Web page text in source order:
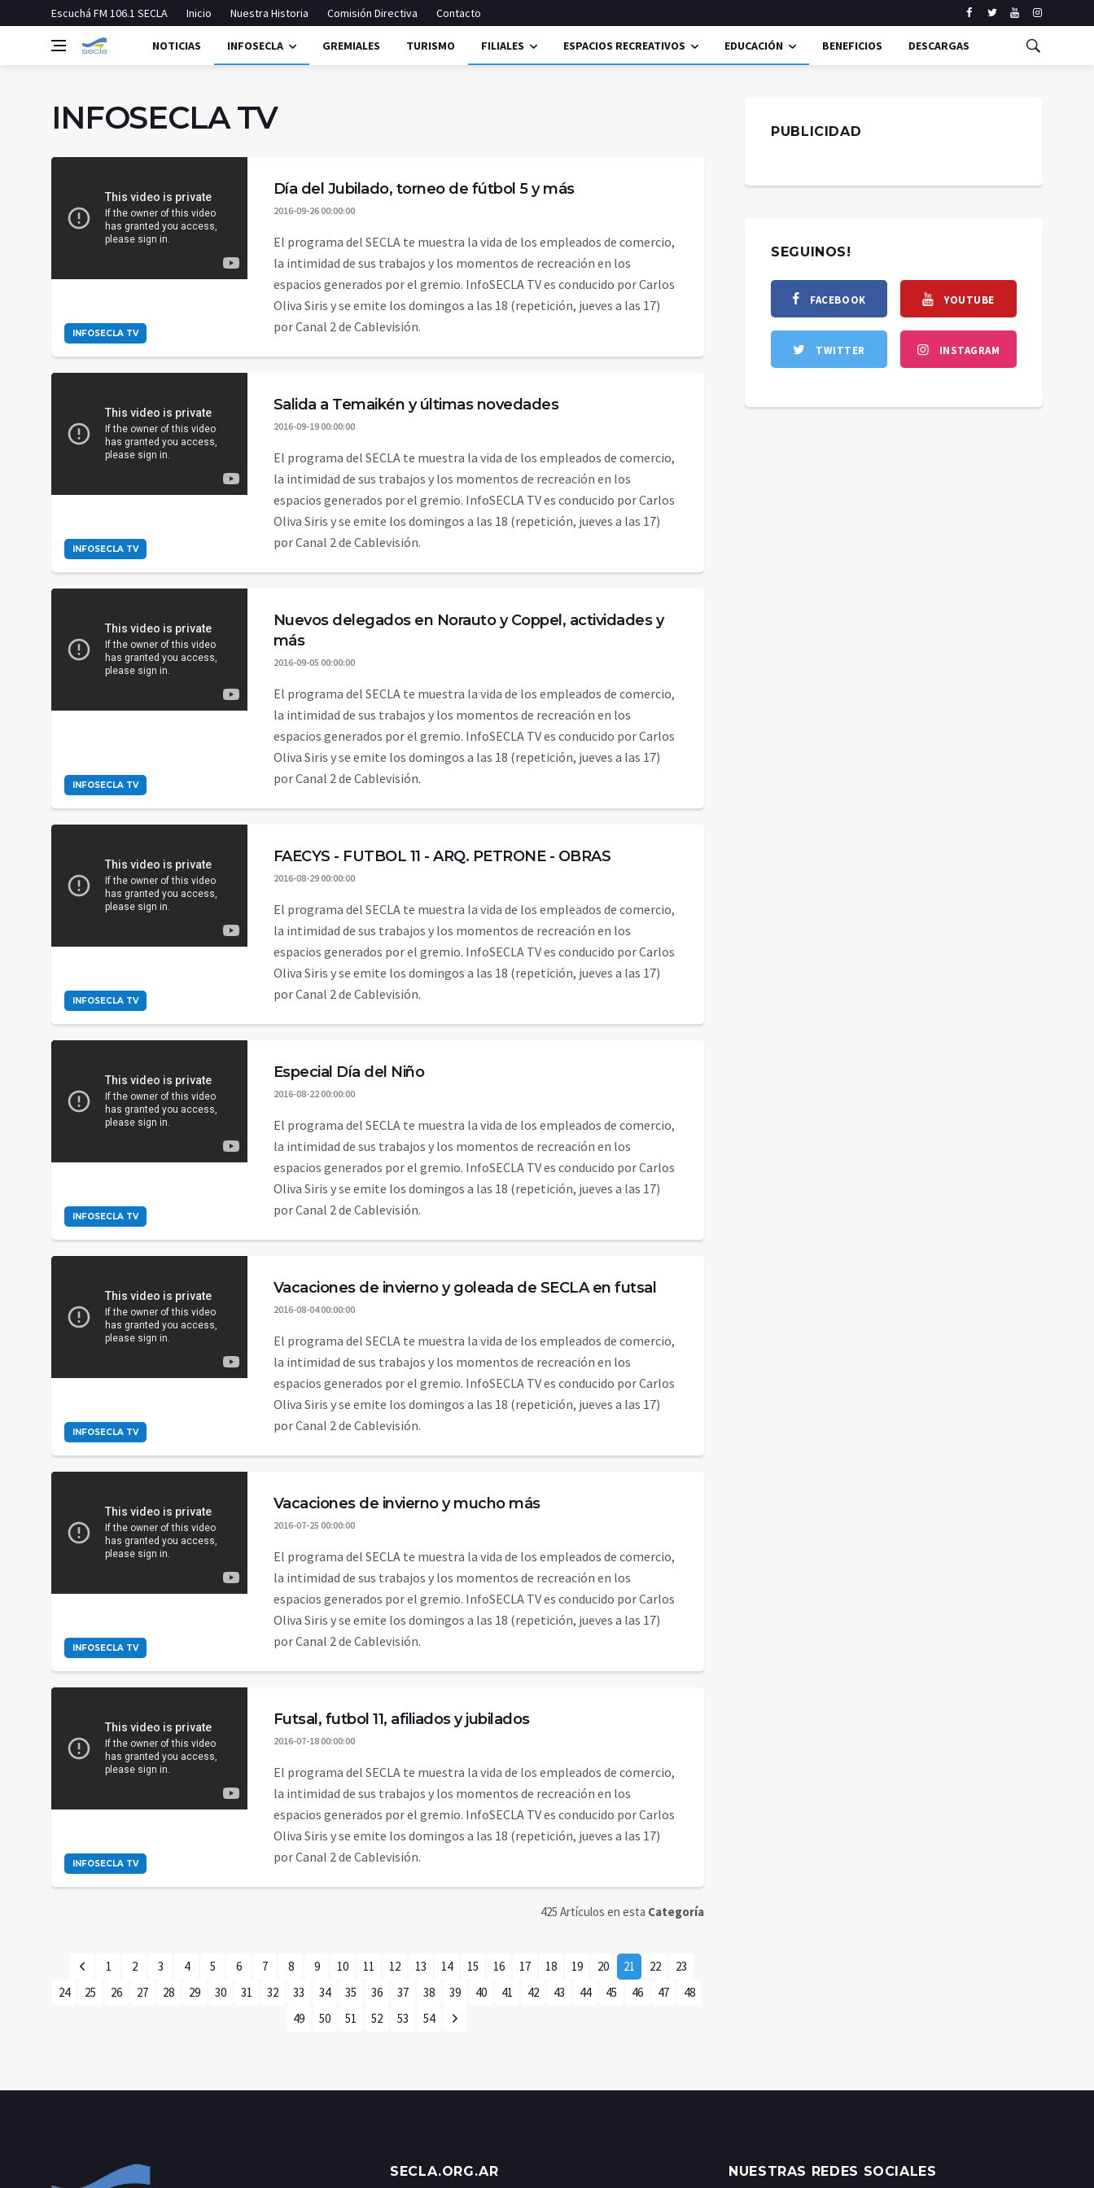
Escuchá FM 106.1 SECLA Inicio Nuestra Historia Comisión Directiva Contacto
NOTICIAS INFOSECLA GREMIALES TURISMO FILIALES ESPACIOS RECREATIVOS EDUCACIÓN BENEFICIOS DESCARGAS
INFOSECLA TV
INFOSECLA TV
Día del Jubilado, torneo de fútbol 5 y más
2016-09-26 00:00:00
El programa del SECLA te muestra la vida de los empleados de comercio,
la intimidad de sus trabajos y los momentos de recreación en los
espacios generados por el gremio. InfoSECLA TV es conducido por Carlos
Oliva Siris y se emite los domingos a las 18 (repetición, jueves a las 17)
por Canal 2 de Cablevisión.
INFOSECLA TV
Salida a Temaikén y últimas novedades
2016-09-19 00:00:00
El programa del SECLA te muestra la vida de los empleados de comercio,
la intimidad de sus trabajos y los momentos de recreación en los
espacios generados por el gremio. InfoSECLA TV es conducido por Carlos
Oliva Siris y se emite los domingos a las 18 (repetición, jueves a las 17)
por Canal 2 de Cablevisión.
INFOSECLA TV
Nuevos delegados en Norauto y Coppel, actividades y
más
2016-09-05 00:00:00
El programa del SECLA te muestra la vida de los empleados de comercio,
la intimidad de sus trabajos y los momentos de recreación en los
espacios generados por el gremio. InfoSECLA TV es conducido por Carlos
Oliva Siris y se emite los domingos a las 18 (repetición, jueves a las 17)
por Canal 2 de Cablevisión.
INFOSECLA TV
FAECYS - FUTBOL 11 - ARQ. PETRONE - OBRAS
2016-08-29 00:00:00
El programa del SECLA te muestra la vida de los empleados de comercio,
la intimidad de sus trabajos y los momentos de recreación en los
espacios generados por el gremio. InfoSECLA TV es conducido por Carlos
Oliva Siris y se emite los domingos a las 18 (repetición, jueves a las 17)
por Canal 2 de Cablevisión.
INFOSECLA TV
Especial Día del Niño
2016-08-22 00:00:00
El programa del SECLA te muestra la vida de los empleados de comercio,
la intimidad de sus trabajos y los momentos de recreación en los
espacios generados por el gremio. InfoSECLA TV es conducido por Carlos
Oliva Siris y se emite los domingos a las 18 (repetición, jueves a las 17)
por Canal 2 de Cablevisión.
INFOSECLA TV
Vacaciones de invierno y goleada de SECLA en futsal
2016-08-04 00:00:00
El programa del SECLA te muestra la vida de los empleados de comercio,
la intimidad de sus trabajos y los momentos de recreación en los
espacios generados por el gremio. InfoSECLA TV es conducido por Carlos
Oliva Siris y se emite los domingos a las 18 (repetición, jueves a las 17)
por Canal 2 de Cablevisión.
INFOSECLA TV
Vacaciones de invierno y mucho más
2016-07-25 00:00:00
El programa del SECLA te muestra la vida de los empleados de comercio,
la intimidad de sus trabajos y los momentos de recreación en los
espacios generados por el gremio. InfoSECLA TV es conducido por Carlos
Oliva Siris y se emite los domingos a las 18 (repetición, jueves a las 17)
por Canal 2 de Cablevisión.
INFOSECLA TV
Futsal, futbol 11, afiliados y jubilados
2016-07-18 00:00:00
El programa del SECLA te muestra la vida de los empleados de comercio,
la intimidad de sus trabajos y los momentos de recreación en los
espacios generados por el gremio. InfoSECLA TV es conducido por Carlos
Oliva Siris y se emite los domingos a las 18 (repetición, jueves a las 17)
por Canal 2 de Cablevisión.
425 Artículos en esta Categoría
1 2 3 4 5 6 7 8 9 10 11 12 13 14 15 16 17 18 19 20 21 22
23
24
25 26 27 28 29 30 31 32 33 34 35 36 37 38 39 40 41 42 43 44 45 46 47
48
49
50 51 52 53 54
PUBLICIDAD
SEGUINOS!
FACEBOOK
TWITTER
YOUTUBE
INSTAGRAM
SECLA.ORG.AR NUESTRAS REDES SOCIALES